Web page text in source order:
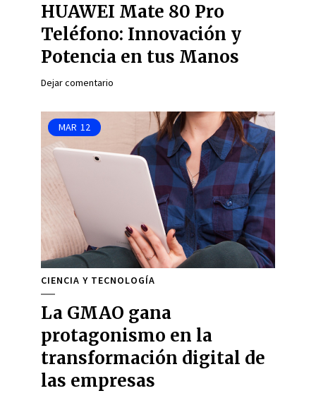
HUAWEI Mate 80 Pro
Teléfono: Innovación y
Potencia en tus Manos
Dejar comentario
MAR 12
CIENCIA Y TECNOLOGÍA
La GMAO gana
protagonismo en la
transformación digital de
las empresas